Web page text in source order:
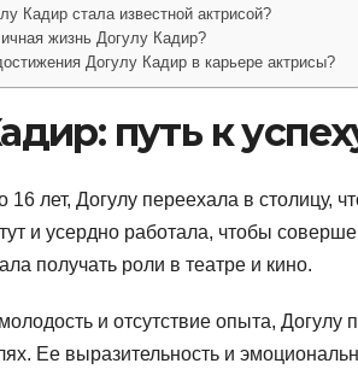
Кадир стала известной актрисой?
жизнь Догулу Кадир?
Догулу Кадир в карьере актрисы?
путь к
16 лет, Догулу переехала в столицу,
и усердно работала, чтобы
получать роли в театре и кино.
и отсутствие опыта, Догулу
Ее выразительность и